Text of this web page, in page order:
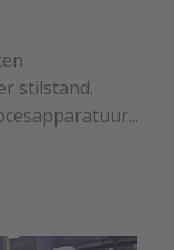
stilstand.